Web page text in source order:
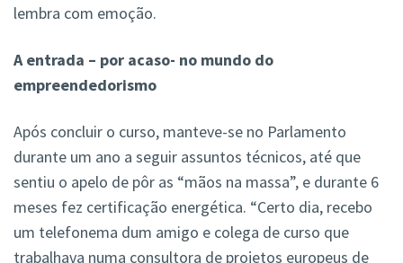
lembra com emoção.
A entrada – por acaso- no mundo do
empreendedorismo
Após concluir o curso, manteve-se no Parlamento
durante um ano a seguir assuntos técnicos, até que
sentiu o apelo de pôr as “mãos na massa”, e durante 6
meses fez certificação energética. “Certo dia, recebo
um telefonema dum amigo e colega de curso que
trabalhava numa consultora de projetos europeus de